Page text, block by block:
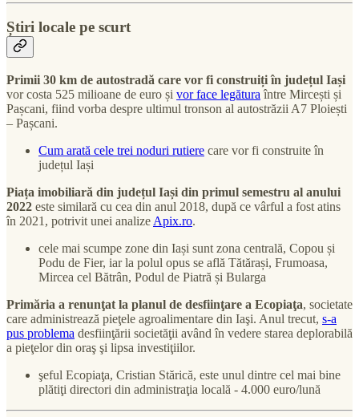
Știri locale pe scurt
Primii 30 km de autostradă care vor fi construiți în județul Iași
vor costa 525 milioane de euro și vor face legătura între Mircești și
Pașcani, fiind vorba despre ultimul tronson al autostrăzii A7 Ploiești
– Pașcani.
Cum arată cele trei noduri rutiere care vor fi construite în
județul Iași
Piața imobiliară din județul Iași din primul semestru al anului
2022 este similară cu cea din anul 2018, după ce vârful a fost atins
în 2021, potrivit unei analize Apix.ro.
cele mai scumpe zone din Iași sunt zona centrală, Copou și
Podu de Fier, iar la polul opus se află Tătărași, Frumoasa,
Mircea cel Bătrân, Podul de Piatră și Bularga
Primăria a renunţat la planul de desfiinţare a Ecopiaţa, societate
care administrează pieţele agroalimentare din Iaşi. Anul trecut, s-a
pus problema desfiinţării societăţii având în vedere starea deplorabilă
a pieţelor din oraş şi lipsa investiţiilor.
şeful Ecopiaţa, Cristian Stărică, este unul dintre cel mai bine
plătiţi directori din administraţia locală - 4.000 euro/lună